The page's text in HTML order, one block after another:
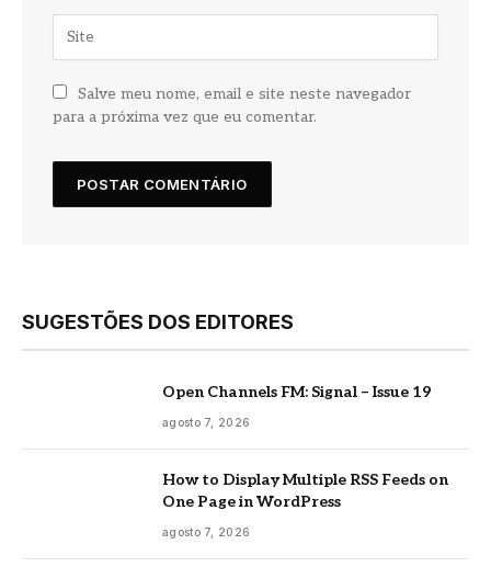
Salve meu nome, email e site neste navegador
para a próxima vez que eu comentar.
SUGESTÕES DOS EDITORES
Open Channels FM: Signal – Issue 19
agosto 7, 2026
How to Display Multiple RSS Feeds on
One Page in WordPress
agosto 7, 2026